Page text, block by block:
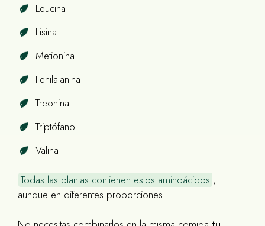
Leucina
Lisina
Metionina
Fenilalanina
Treonina
Triptófano
Valina
Todas las plantas contienen estos aminoácidos ,
aunque en diferentes proporciones.